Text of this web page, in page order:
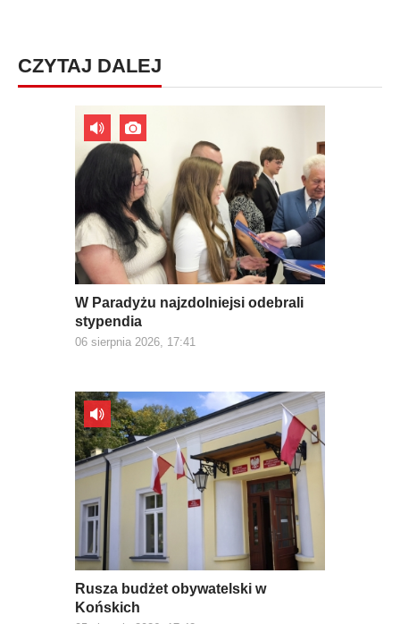
CZYTAJ DALEJ
W Paradyżu najzdolniejsi odebrali
stypendia
06 sierpnia 2026, 17:41
Rusza budżet obywatelski w
Końskich